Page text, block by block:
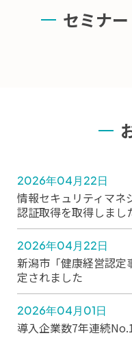
セミナ
2026年04月22日
情報セキュリティマネ
認証取得を取得しまし
2026年04月22日
新潟市「健康経営認定
定されました
2026年04月01日
導入企業数7年連続